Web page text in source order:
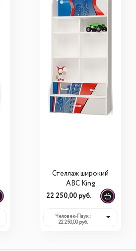
Стеллаж широкий
ABC King
Человек-Паук
22 250,00 руб.
Человек-Паук :
22 250,00 руб.